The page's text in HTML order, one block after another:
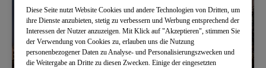
Diese Seite nutzt Website Cookies und andere Technologien von Dritten, um
ihre Dienste anzubieten, stetig zu verbessern und Werbung entsprechend der
Interessen der Nutzer anzuzeigen. Mit Klick auf "Akzeptieren", stimmen Sie
der Verwendung von Cookies zu, erlauben uns die Nutzung
personenbezogener Daten zu Analyse- und Personalisierungszwecken und
die Weitergabe an Dritte zu diesen Zwecken. Einige der eingesetzten